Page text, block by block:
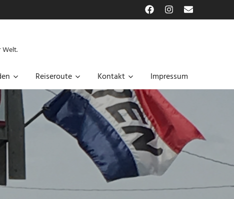
FacebookInstagram
E-
Mail
Welt.
Reiseroute Kontakt Impressum